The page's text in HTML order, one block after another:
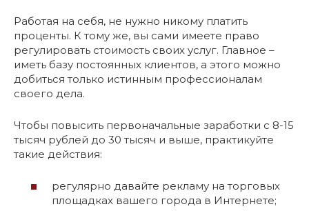
Работая на себя, не нужно никому платить
проценты. К тому же, вы сами имеете право
регулировать стоимость своих услуг. Главное –
иметь базу постоянных клиентов, а этого можно
добиться только истинным профессионалам
своего дела.
Чтобы повысить первоначальные заработки с 8-15
тысяч рублей до 30 тысяч и выше, практикуйте
такие действия:
регулярно давайте рекламу на торговых
площадках вашего города в Интернете;